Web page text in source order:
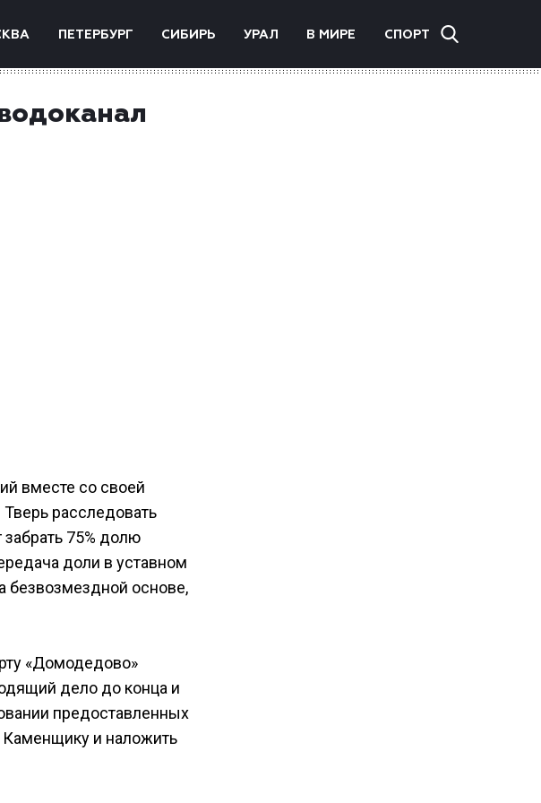
ПЕТЕРБУРГ СИБИРЬ УРАЛ В МИРЕ СПОРТ
вместе со своей
расследовать
75% долю
доли в уставном
безвозмездной основе,
«Домодедово»
дело до конца и
предоставленных
Каменщику и наложить